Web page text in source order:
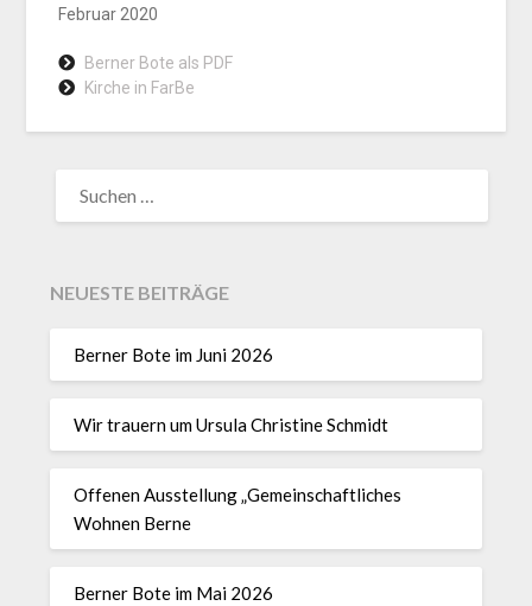
Februar 2020
Berner Bote als PDF
Kirche in FarBe
NEUESTE BEITRÄGE
Berner Bote im Juni 2026
Wir trauern um Ursula Christine Schmidt
Offenen Ausstellung „Gemeinschaftliches
Wohnen Berne
Berner Bote im Mai 2026